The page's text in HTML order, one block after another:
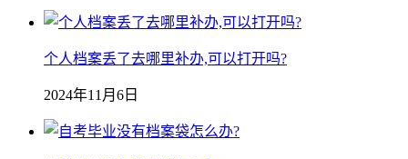
个人档案丢了去哪里补办,可以打开吗?
2024年11月6日